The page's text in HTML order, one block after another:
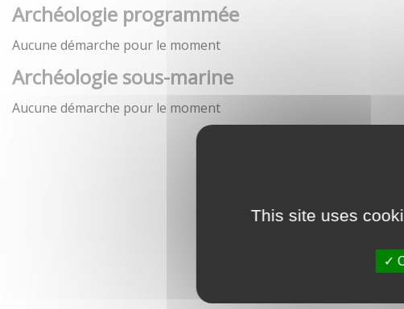
This site uses
Archéologie programmée
Aucune démarche pour le moment
Archéologie sous-marine
Aucune démarche pour le moment